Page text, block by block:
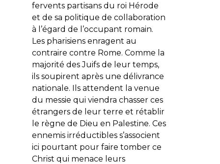
fervents partisans du roi Hérode
et de sa politique de collaboration
à l’égard de l’occupant romain.
Les pharisiens enragent au
contraire contre Rome. Comme la
majorité des Juifs de leur temps,
ils soupirent après une délivrance
nationale. Ils attendent la venue
du messie qui viendra chasser ces
étrangers de leur terre et rétablir
le règne de Dieu en Palestine. Ces
ennemis irréductibles s’associent
ici pourtant pour faire tomber ce
Christ qui menace leurs